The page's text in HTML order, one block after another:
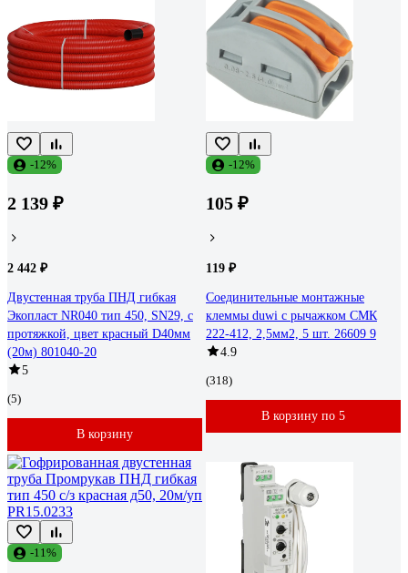
-12%
2 139 ₽
2 442 ₽
Двустенная труба ПНД гибкая
Экопласт NR040 тип 450, SN29, с
протяжкой, цвет красный D40мм
(20м) 801040-20
5
(5)
В корзину
-12%
105 ₽
119 ₽
Соединительные монтажные
клеммы duwi с рычажком СМК
222-412, 2,5мм2, 5 шт. 26609 9
4.9
(318)
В корзину по 5
-11%